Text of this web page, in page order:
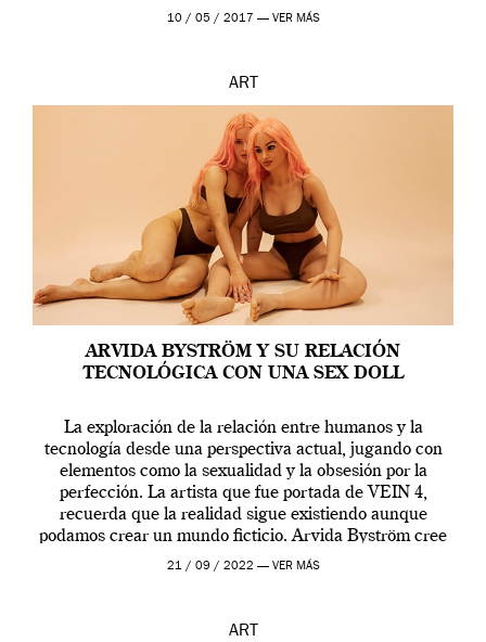
en una de las actuaciones más relevantes […]
10 / 05 / 2017 — VER MÁS
ART
ARVIDA BYSTRÖM Y SU RELACIÓN
TECNOLÓGICA CON UNA SEX DOLL
La exploración de la relación entre humanos y la
tecnología desde una perspectiva actual, jugando con
elementos como la sexualidad y la obsesión por la
perfección. La artista que fue portada de VEIN 4,
recuerda que la realidad sigue existiendo aunque
podamos crear un mundo ficticio. Arvida Byström cree
que los humanos tienen un complejo […]
21 / 09 / 2022 — VER MÁS
ART